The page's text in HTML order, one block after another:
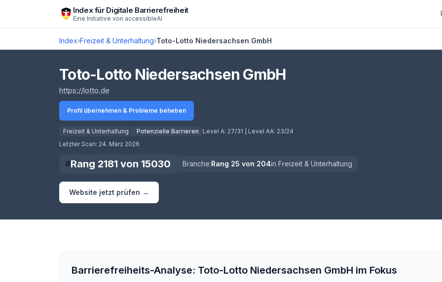
Zum Hauptinhalt springenIndex für Digitale Barrierefreiheit
Eine Initiative von accessibleAI
Index›Freizeit & Unterhaltung›Toto-Lotto Niedersachsen GmbH
Score lädt
Toto-Lotto Niedersachsen GmbH
https://lotto.de
Profil übernehmen & Probleme beheben
Freizeit & Unterhaltung Potenzielle Barrieren Level A: 27/31 | Level AA: 23/24
Letzter Scan: 24. März 2026
#Rang 2181 von 15030 Branche:Rang 25 von 204in Freizeit & Unterhaltung
Website jetzt prüfen →
Barrierefreiheits-Analyse: Toto-Lotto Niedersachsen GmbH im Fokus